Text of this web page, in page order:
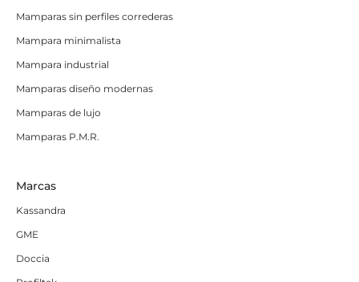
Mamparas sin perfiles correderas
Mampara minimalista
Mampara industrial
Mamparas diseño modernas
Mamparas de lujo
Mamparas P.M.R.
Marcas
Kassandra
GME
Doccia